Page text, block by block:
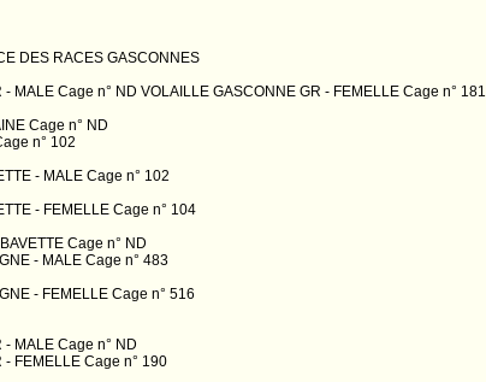
DES RACES GASCONNES
MALE Cage n° ND VOLAILLE GASCONNE GR - FEMELLE Cage n° 181
Cage n° ND
n° 102
- MALE Cage n° 102
- FEMELLE Cage n° 104
Cage n° ND
- MALE Cage n° 483
- FEMELLE Cage n° 516
MALE Cage n° ND
FEMELLE Cage n° 190